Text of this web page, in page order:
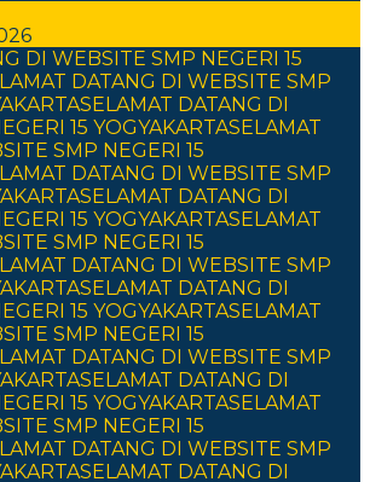
DI WEBSITE SMP NEGERI 15
DATANG DI WEBSITE SMP
SELAMAT DATANG DI
15 YOGYAKARTASELAMAT
SMP NEGERI 15
DATANG DI WEBSITE SMP
SELAMAT DATANG DI
15 YOGYAKARTASELAMAT
SMP NEGERI 15
DATANG DI WEBSITE SMP
SELAMAT DATANG DI
15 YOGYAKARTASELAMAT
SMP NEGERI 15
DATANG DI WEBSITE SMP
SELAMAT DATANG DI
15 YOGYAKARTASELAMAT
SMP NEGERI 15
DATANG DI WEBSITE SMP
SELAMAT DATANG DI